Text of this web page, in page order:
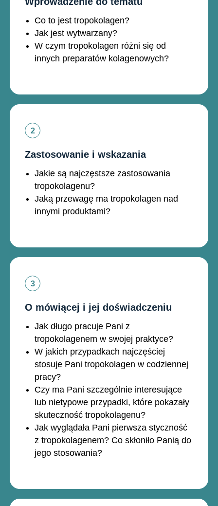
Co to jest tropokolagen?
Jak jest wytwarzany?
W czym tropokolagen różni się od
innych preparatów kolagenowych?
Zastosowanie i wskazania
Jakie są najczęstsze zastosowania
tropokolagenu?
Jaką przewagę ma tropokolagen nad
innymi produktami?
O mówiącej i jej doświadczeniu
Jak długo pracuje Pani z
tropokolagenem w swojej praktyce?
W jakich przypadkach najczęściej
stosuje Pani tropokolagen w codziennej
pracy?
Czy ma Pani szczególnie interesujące
lub nietypowe przypadki, które pokazały
skuteczność tropokolagenu?
Jak wyglądała Pani pierwsza styczność
z tropokolagenem? Co skłoniło Panią do
jego stosowania?